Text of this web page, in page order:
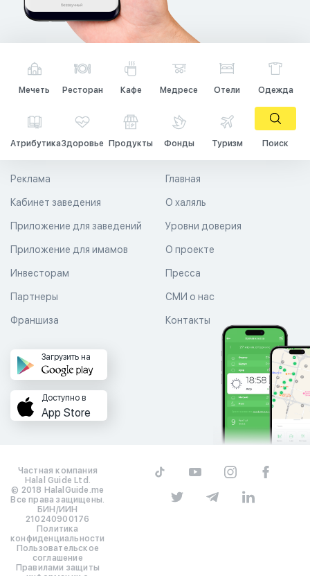
Мечеть Ресторан Кафе Медресе Отели Одежда
АтрибутикаЗдоровье Продукты Фонды Туризм Поиск
Главная
О халяль
Уровни доверия
Реклама
Кабинет заведения
Приложение для заведений
Приложение для имамов О проекте
Пресса
СМИ о нас
Контакты
Инвесторам
Партнеры
Франшиза
Загрузить на
Доступно в
App Store
Частная компания
Halal Guide Ltd.
© 2018 HalalGuide.me
Все права защищены.
БИН/ИИН
210240900176
Политика
конфиденциальности
Пользовательское
соглашение
Правилами защиты